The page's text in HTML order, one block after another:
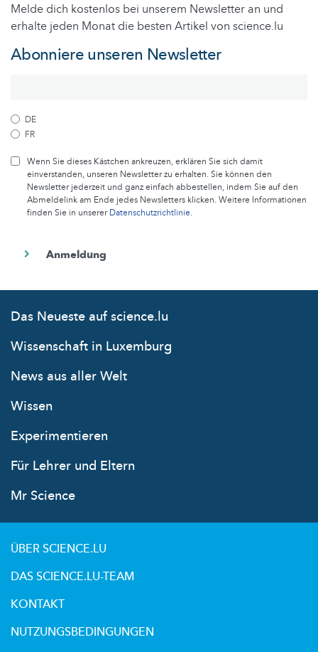
Melde dich kostenlos bei unserem Newsletter an und
erhalte jeden Monat die besten Artikel von science.lu
Abonniere unseren Newsletter
DE
FR
Wenn Sie dieses Kästchen ankreuzen, erklären Sie sich damit
einverstanden, unseren Newsletter zu erhalten. Sie können den
Newsletter jederzeit und ganz einfach abbestellen, indem Sie auf den
Abmeldelink am Ende jedes Newsletters klicken. Weitere Informationen
finden Sie in unsererDatenschutzrichtlinie.
Das Neueste auf science.lu
Wissenschaft in Luxemburg
News aus aller Welt
Wissen
Experimentieren
Für Lehrer und Eltern
Mr Science
ÜBER SCIENCE.LU
DAS SCIENCE.LU-TEAM
KONTAKT
NUTZUNGSBEDINGUNGEN